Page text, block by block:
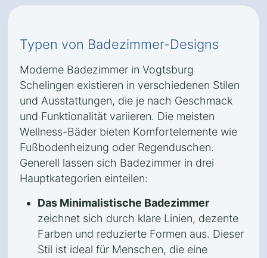
Typen von Badezimmer-Designs
Moderne Badezimmer in Vogtsburg
Schelingen existieren in verschiedenen Stilen
und Ausstattungen, die je nach Geschmack
und Funktionalität variieren. Die meisten
Wellness-Bäder bieten Komfortelemente wie
Fußbodenheizung oder Regenduschen.
Generell lassen sich Badezimmer in drei
Hauptkategorien einteilen:
Das Minimalistische Badezimmer
zeichnet sich durch klare Linien, dezente
Farben und reduzierte Formen aus. Dieser
Stil ist ideal für Menschen, die eine